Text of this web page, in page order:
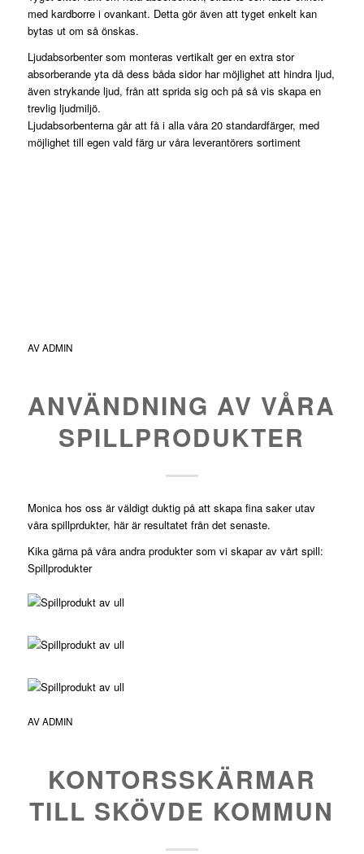
med kardborre i ovankant. Detta gör även att tyget enkelt kan
bytas ut om så önskas.
Ljudabsorbenter som monteras vertikalt ger en extra stor
absorberande yta då dess båda sidor har möjlighet att hindra ljud,
även strykande ljud, från att sprida sig och på så vis skapa en
trevlig ljudmiljö.
Ljudabsorbenterna går att få i alla våra 20 standardfärger, med
möjlighet till egen vald färg ur våra leverantörers sortiment
AVADMIN
ANVÄNDNING AV VÅRA
SPILLPRODUKTER
Monica hos oss är väldigt duktig på att skapa fina saker utav
våra spillprdukter, här är resultatet från det senaste.
Kika gärna på våra andra produkter som vi skapar av vårt spill:
Spillprodukter
AVADMIN
KONTORSSKÄRMAR
TILL SKÖVDE KOMMUN